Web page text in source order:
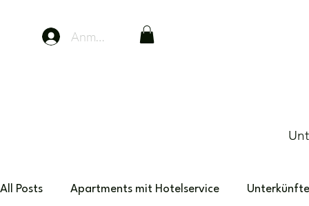
Anmelden
All Posts Apartments mit Hotelservice